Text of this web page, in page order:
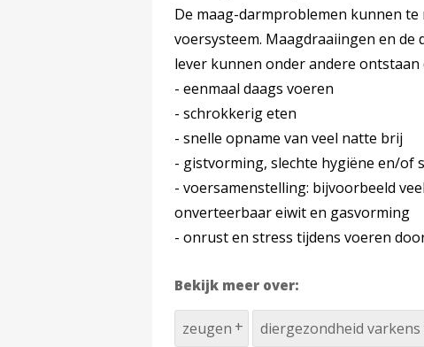
De maag-darmproblemen kunnen
voersysteem. Maagdraaiingen en
lever kunnen onder andere ontstaan
- eenmaal daags voeren
- schrokkerig eten
- snelle opname van veel natte brij
- gistvorming, slechte hygiëne en/of
- voersamenstelling: bijvoorbeeld
onverteerbaar eiwit en gasvorming
- onrust en stress tijdens voeren
Bekijk meer over:
zeugen diergezondheid varkens